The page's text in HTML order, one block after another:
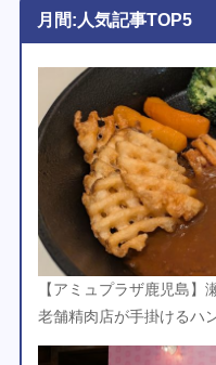
月間:人気記事TOP5
【アミュプラザ鹿児島】
老舗精肉店が手掛けるハ